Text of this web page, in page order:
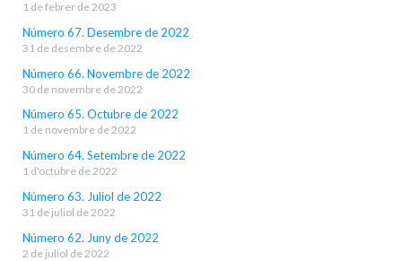
1 de febrer de 2023
Número 67. Desembre de 2022
31 de desembre de 2022
Número 66. Novembre de 2022
30 de novembre de 2022
Número 65. Octubre de 2022
1 de novembre de 2022
Número 64. Setembre de 2022
1 d'octubre de 2022
Número 63. Juliol de 2022
31 de juliol de 2022
Número 62. Juny de 2022
2 de juliol de 2022